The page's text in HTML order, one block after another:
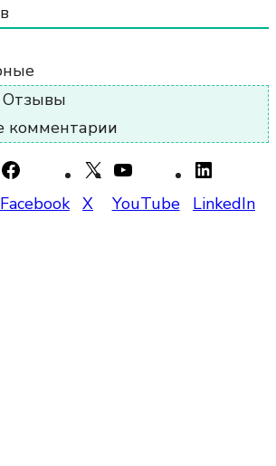
Отзывы
комментарии
Facebook X YouTube LinkedIn